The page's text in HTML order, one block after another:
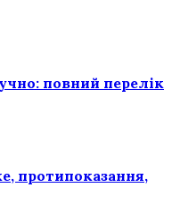
повний перелік
протипоказання,